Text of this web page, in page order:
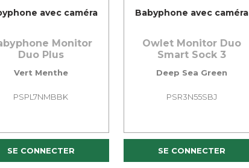
avec caméra
Monitor
Duo Plus
Vert Menthe
PSPL7NMBBK
SE CONNECTER
Babyphone avec caméra
Owlet Monitor Duo
Smart Sock 3
Deep Sea Green
PSR3N55SBJ
SE CONNECTER